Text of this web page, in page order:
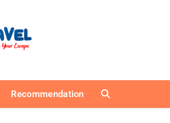
Recommendation